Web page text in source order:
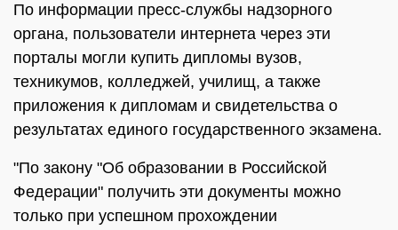
По информации пресс-службы надзорного
органа, пользователи интернета через эти
порталы могли купить дипломы вузов,
техникумов, колледжей, училищ, а также
приложения к дипломам и свидетельства о
результатах единого государственного экзамена.
"По закону "Об образовании в Российской
Федерации" получить эти документы можно
только при успешном прохождении